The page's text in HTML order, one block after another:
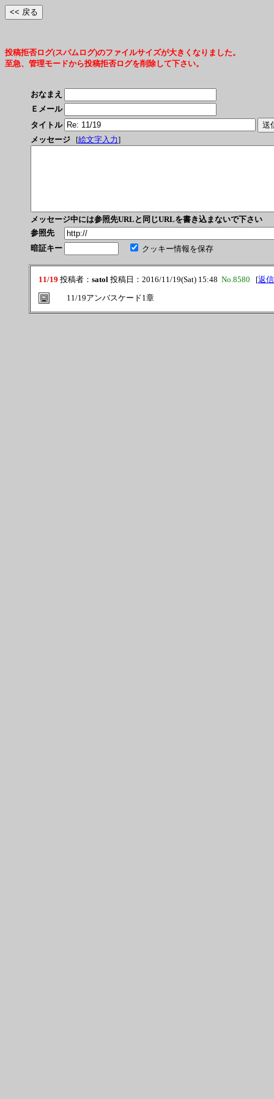
投稿拒否ログ(スパムログ)のファイルサイズが大きくなりました。
至急、管理モードから投稿拒否ログを削除して下さい。
おなまえ
Ｅメール
タイトル
メッセージ
[絵文字入力]
メッセージ中には参照先URLと同じURLを書き込まないで下さい
参照先
暗証キー
クッキー情報を保存
11/19 投稿者： satol 投稿日：2016/11/19(Sat) 15:48 No.8580 [返信
11/19アンバスケード1章